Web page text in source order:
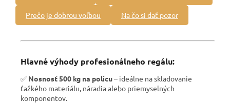
Prečo je dobrou voľbou Na čo si dať pozor
Hlavné výhody profesionálneho regálu:
✅ Nosnosť 500 kg na policu– ideálne na skladovanie
ťažkého materiálu, náradia alebo priemyselných
komponentov.